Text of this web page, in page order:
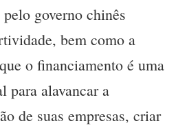
governo chinês
bem como a
o financiamento é uma
para alavancar a
de suas empresas, criar